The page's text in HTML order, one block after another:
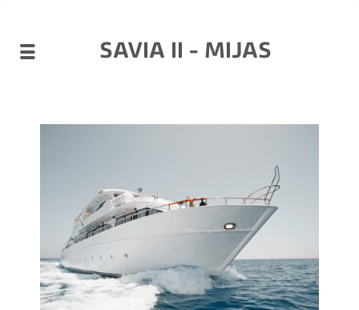
SAVIA II - MIJAS